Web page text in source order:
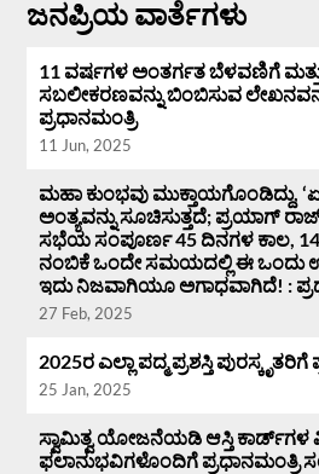
ಜನಪ್ರಿಯ ವಾರ್ತೆಗಳು
11 ವರ್ಷಗಳ ಅಂತರ್ಗತ ಬೆಳವಣಿಗೆ ಮತ್ತು
ಸಬಲೀಕರಣವನ್ನು ಬಿಂಬಿಸುವ
ಪ್ರಧಾನಮಂತ್ರಿ
11 Jun, 2025
ಮಹಾ ಕುಂಭವು ಮುಕ್ತಾಯಗೊಂಡಿದ್ದು,
ಅಂತ್ಯವನ್ನು ಸೂಚಿಸುತ್ತದೆ; ಪ್ರಯಾಗ್
ಸಭೆಯ ಸಂಪೂರ್ಣ 45 ದಿನಗಳ ಕಾಲ,
ನಂಬಿಕೆ ಒಂದೇ ಸಮಯದಲ್ಲಿ ಈ ಒಂದು
ಇದು ನಿಜವಾಗಿಯೂ ಅಗಾಧವಾಗಿದೆ! :
27 Feb, 2025
2025ರ ಎಲ್ಲಾ ಪದ್ಮ ಪ್ರಶಸ್ತಿ
25 Jan, 2025
ಸ್ವಾಮಿತ್ವ ಯೋಜನೆಯಡಿ ಆಸ್ತಿ ಕಾರ್ಡ್‌ಗಳ
ಫಲಾನುಭವಿಗಳೊಂದಿಗೆ ಪ್ರಧಾನಮಂತ್ರಿ